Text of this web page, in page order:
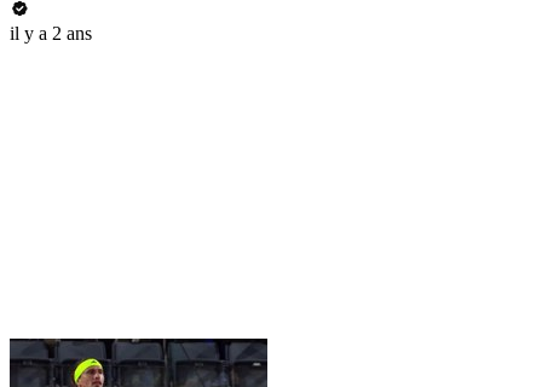
il y a 2 ans